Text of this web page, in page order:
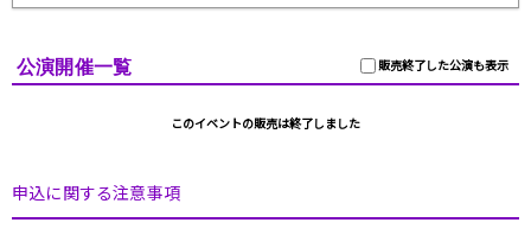
販売終了した公演も表示
公演開催一覧
このイベントの販売は終了しました
申込に関する注意事項